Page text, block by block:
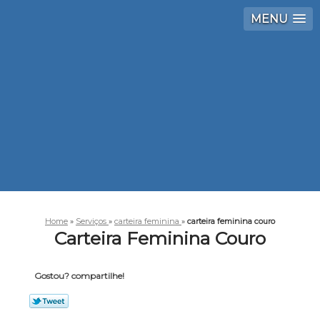
MENU
Home » Serviços » carteira feminina » carteira feminina couro
Carteira Feminina Couro
Gostou? compartilhe!